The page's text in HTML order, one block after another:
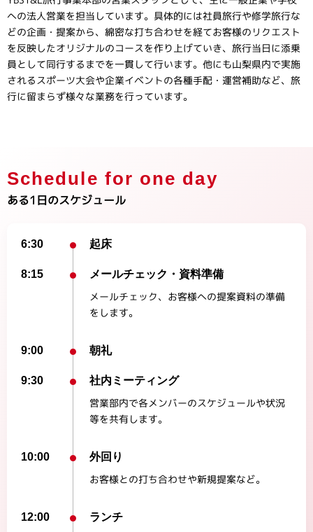
への法人営業を担当しています。具体的には社員旅行や修学旅行な
どの企画・提案から、綿密な打ち合わせを経てお客様のリクエスト
を反映したオリジナルのコースを作り上げていき、旅行当日に添乗
員として同行するまでを一貫して行います。他にも山梨県内で実施
されるスポーツ大会や企業イベントの各種手配・運営補助など、旅
行に留まらず様々な業務を行っています。
Schedule for one day
ある1日のスケジュール
6:30 起床
8:15 メールチェック・資料準備
メールチェック、お客様への提案資料の準備
をします。
9:00 朝礼
9:30 社内ミーティング
営業部内で各メンバーのスケジュールや状況
等を共有します。
10:00 外回り
お客様との打ち合わせや新規提案など。
12:00 ランチ